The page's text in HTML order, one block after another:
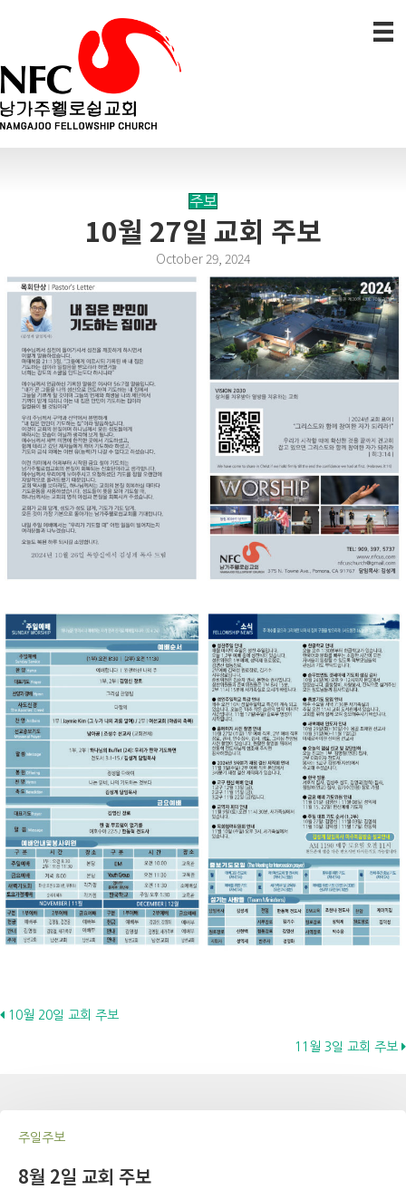
주보
10월 27일 교회 주보
October 29, 2024
Posts
10월 20일 교회 주보
11월 3일 교회 주보
주일주보
8월 2일 교회 주보